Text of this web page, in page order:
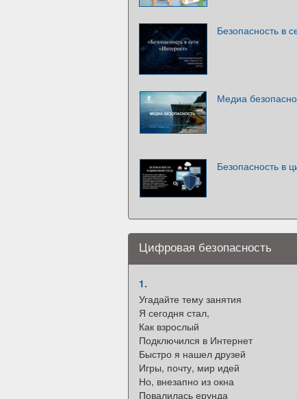
Безопасность в
Медиа
Безопасность в
Цифровая безопасность
1.
Угадайте тему занятия
Я сегодня стал,
Как взрослый
Подключился в Интернет
Быстро я нашел друзей
Игры, почту, мир идей
Но, внезапно из окна
Повалилась ерунда